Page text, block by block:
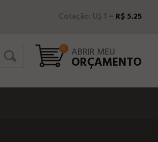
Cotação: U$ 1 = R$ 5.25
0 ABRIR MEU
ORÇAMENTO